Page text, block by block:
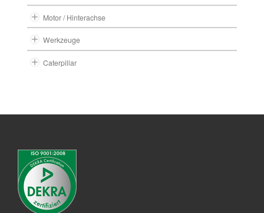
Motor / Hinterachse
Werkzeuge
Caterpillar